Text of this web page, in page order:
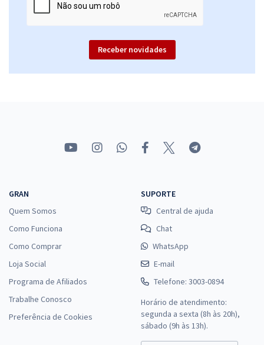
Receber novidades
GRAN
Quem Somos
Como Funciona
Como Comprar
Loja Social
Programa de Afiliados
Trabalhe Conosco
Preferência de Cookies
SUPORTE
Central de ajuda
Chat
WhatsApp
E-mail
Telefone: 3003-0894
Horário de atendimento:
segunda a sexta (8h às 20h),
sábado (9h às 13h).